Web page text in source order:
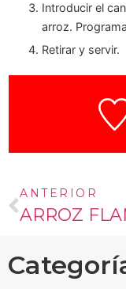
Introducir el
arroz.
Retirar y servir.
ANTERIOR